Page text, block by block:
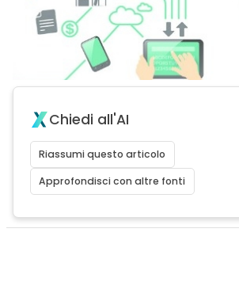
Chiedi all'AI
Riassumi questo articolo
Approfondisci con altre fonti